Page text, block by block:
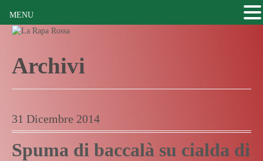
Archivi
31 Dicembre 2014
Spuma di baccalà su cialda di
MENU